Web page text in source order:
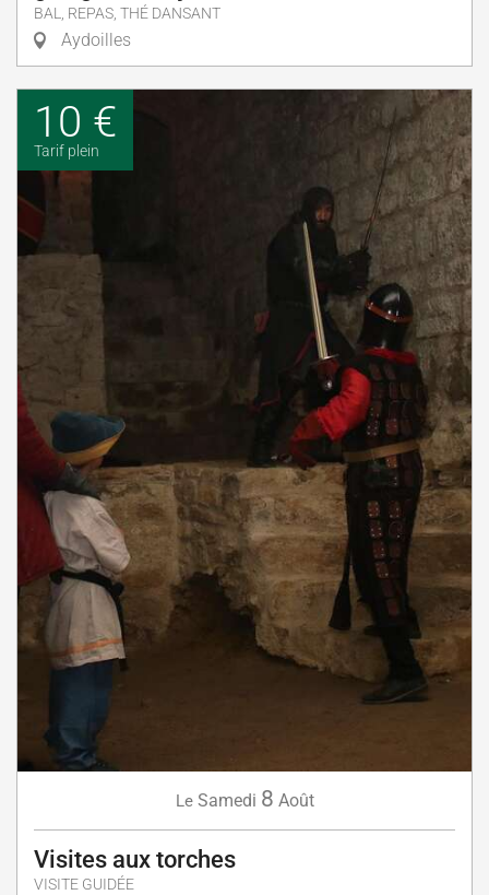
BAL, REPAS, THÉ DANSANT
Aydoilles
10 €
Tarif plein
Le Samedi 8 Août
Visites aux torches
VISITE GUIDÉE